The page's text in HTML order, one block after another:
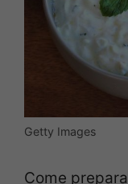
Getty Images
Come